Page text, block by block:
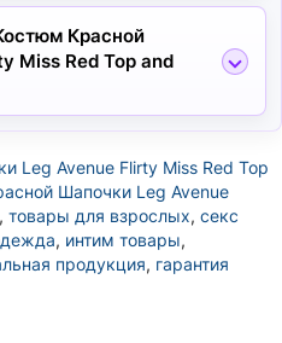
Красной
Miss Red Top and
Leg Avenue Flirty Miss Red Top
Шапочки Leg Avenue
, товары для взрослых, секс
, интим товары,
продукция, гарантия